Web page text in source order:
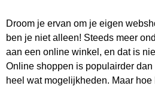
Droom je ervan om je eigen
ben je niet alleen! Steeds meer
aan een online winkel, en dat is
Online shoppen is populairder
heel wat mogelijkheden. Maar